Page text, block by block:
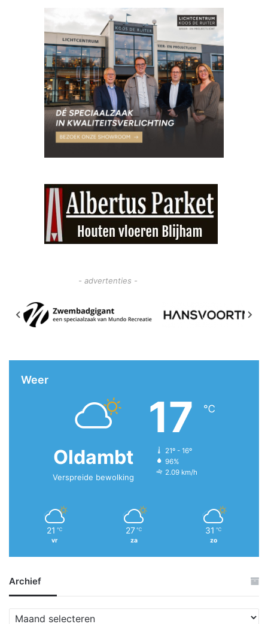
- advertenties -
Weer
Oldambt
Verspreide bewolking
17 ℃
21º - 16º
96%
2.09 km/h
21 ℃
vr
27 ℃
za
31 ℃
zo
Archief